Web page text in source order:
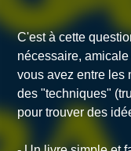
C'est à cette
nécessaire,
vous avez entre les
des "techniques"
pour trouver des